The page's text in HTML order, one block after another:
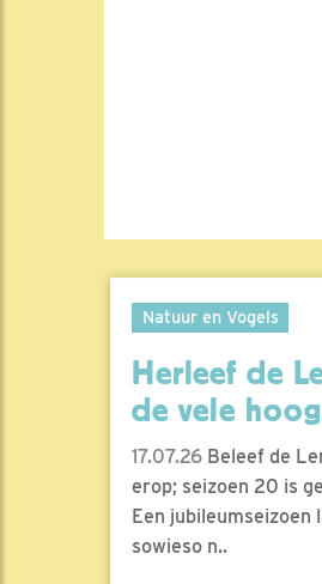
Natuur en Vogels
Herleef de
de vele
17.07.26 Beleef de
erop; seizoen 20 is
Een jubileumseizoen
sowieso n..